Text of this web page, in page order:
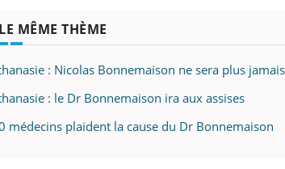
MÊME THÈME
: Nicolas Bonnemaison ne sera plus
: le Dr Bonnemaison ira aux assises
médecins plaident la cause du Dr Bonnemaison